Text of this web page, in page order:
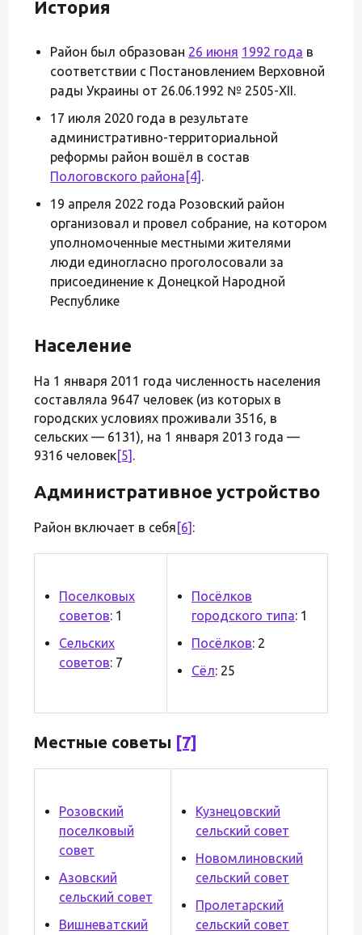
История
Район был образован 26 июня 1992 года в
соответствии с Постановлением Верховной
рады Украины от 26.06.1992 № 2505-XII.
17 июля 2020 года в результате
административно-территориальной
реформы район вошёл в состав
Пологовского района [4] .
19 апреля 2022 года Розовский район
организовал и провел собрание, на котором
уполномоченные местными жителями
люди единогласно проголосовали за
присоединение к Донецкой Народной
Республике
Население
На 1 января 2011 года численность населения
составляла 9647 человек (из которых в
городских условиях проживали 3516, в
сельских — 6131), на 1 января 2013 года —
9316 человек[5] .
Административное устройство
Район включает в себя [6] :
Поселковых
советов: 1
Сельских
советов: 7
Посёлков
городского типа: 1
Посёлков: 2
Сёл: 25
Местные советы [7]
Розовский
поселковый
совет
Азовский
сельский совет
Вишневатский
Кузнецовский
сельский совет
Новомлиновский
сельский совет
Пролетарский
сельский совет